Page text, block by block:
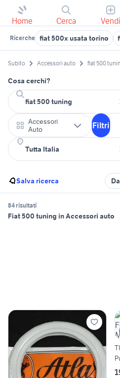
Home Cerca Vendi
Ricerche fiat 500x usata torino
Subito Accessori auto fiat 500
Cosa cerchi?
Accessori
Auto
Filtri
Salva ricerca
84 risultati
Fiat 500 tuning in Accessori auto